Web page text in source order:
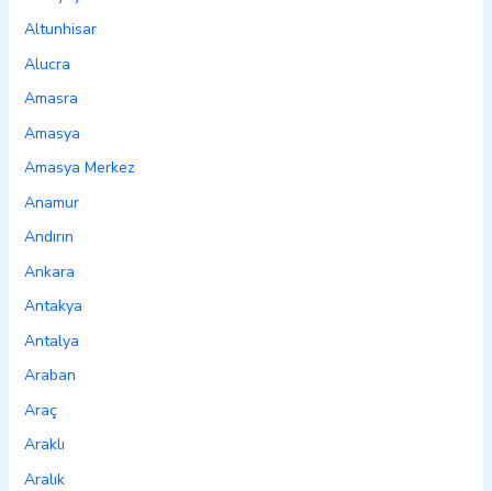
Altunhisar
Alucra
Amasra
Amasya
Amasya Merkez
Anamur
Andırın
Ankara
Antakya
Antalya
Araban
Araç
Araklı
Aralık